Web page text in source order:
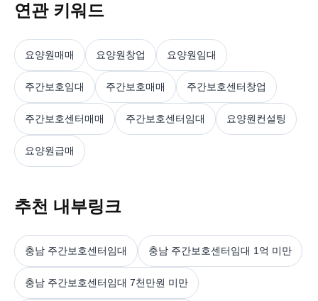
연관 키워드
요양원매매 요양원창업 요양원임대
주간보호임대 주간보호매매 주간보호센터창업
주간보호센터매매 주간보호센터임대 요양원컨설팅
요양원급매
추천 내부링크
충남 주간보호센터임대 충남 주간보호센터임대 1억 미만
충남 주간보호센터임대 7천만원 미만